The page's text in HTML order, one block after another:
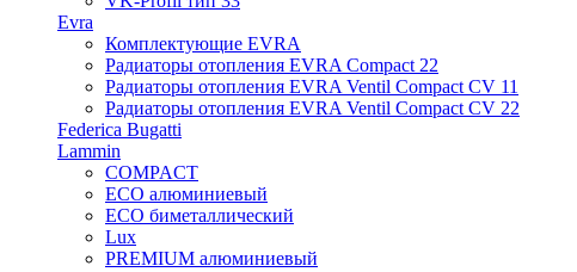
Evra
Комплектующие EVRA
Радиаторы отопления EVRA Compact 22
Радиаторы отопления EVRA Ventil Compact CV 11
Радиаторы отопления EVRA Ventil Compact CV 22
Federica Bugatti
Lammin
COMPACT
ECO алюминиевый
ECO биметаллический
Lux
PREMIUM алюминиевый